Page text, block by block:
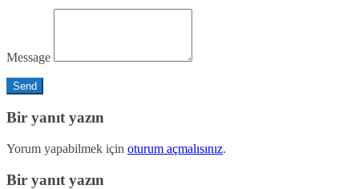
Message
Bir yanıt yazın
Yorum yapabilmek için oturum açmalısınız.
Bir yanıt yazın